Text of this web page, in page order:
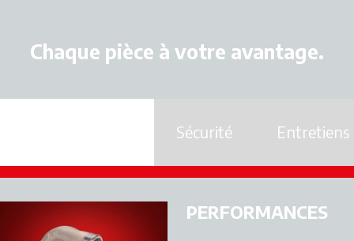
Chaque pièce à votre avantage.
Sécurité Entretiens
PERFORMANCES